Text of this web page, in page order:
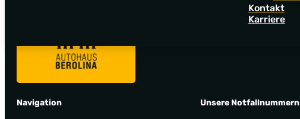
Kontakt
Karriere
Navigation Unsere Notfallnummern